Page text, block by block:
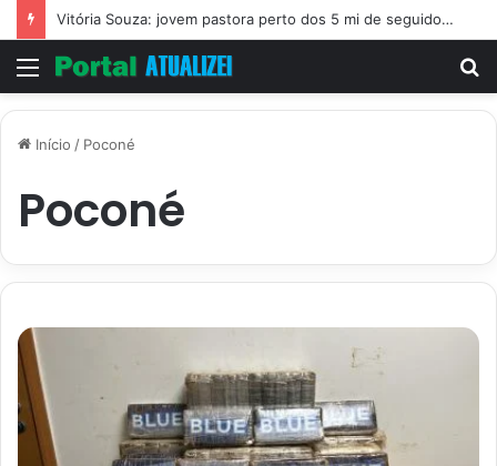
Vitória Souza: jovem pastora perto dos 5 mi de seguidores na web
Menu
Início / Poconé
Poconé